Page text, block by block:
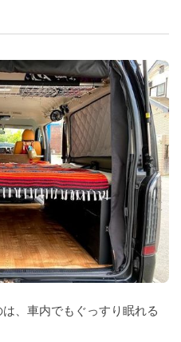
、車内でもぐっすり眠れる